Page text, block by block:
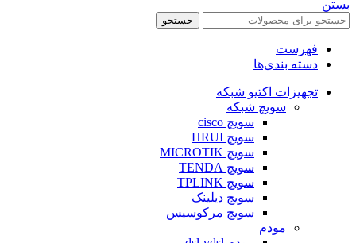
بستن
جستجو
فهرست
دسته بندی‌ها
تجهیزات اکتیو شبکه
سویچ شبکه
سویچ cisco
سویچ HRUI
سویچ MICROTIK
سویچ TENDA
سویچ TPLINK
سویچ دیلینک
سویچ مرکوسیس
مودم